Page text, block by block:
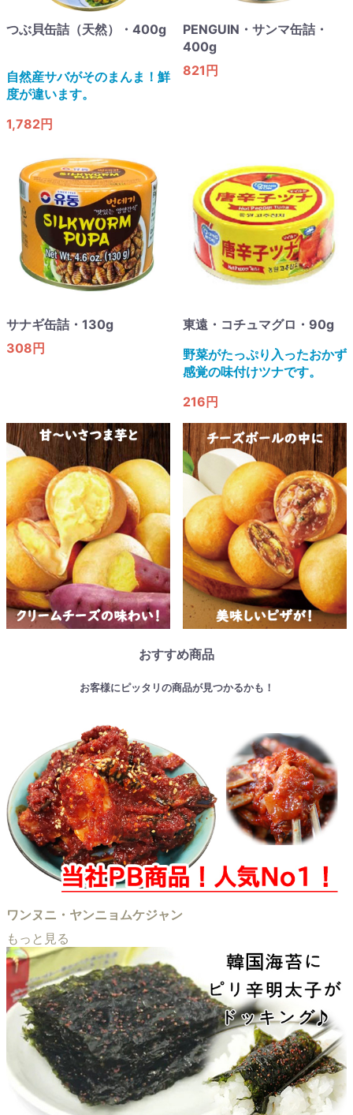
つぶ貝缶詰（天然）・400g
自然産サバがそのまんま！鮮
度が違います。
1,782円
PENGUIN・サンマ缶詰・
400g
821円
サナギ缶詰・130g
308円
東遠・コチュマグロ・90g
野菜がたっぷり入ったおかず
感覚の味付けツナです。
216円
おすすめ商品
お客様にピッタリの商品が見つかるかも！
ワンヌニ・ヤンニョムケジャン
もっと見る